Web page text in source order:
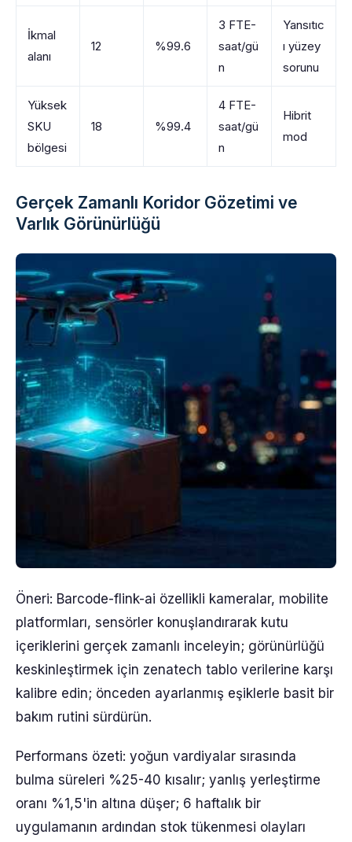
İkmal
alanı
12 %99.6
3 FTE-
saat/gü
n
Yansıtıc
ı yüzey
sorunu
Yüksek
SKU
bölgesi
18 %99.4
4 FTE-
saat/gü
n
Hibrit
mod
Gerçek Zamanlı Koridor Gözetimi ve
Varlık Görünürlüğü
Öneri: Barcode-flink-ai özellikli kameralar, mobilite
platformları, sensörler konuşlandırarak kutu
içeriklerini gerçek zamanlı inceleyin; görünürlüğü
keskinleştirmek için zenatech tablo verilerine karşı
kalibre edin; önceden ayarlanmış eşiklerle basit bir
bakım rutini sürdürün.
Performans özeti: yoğun vardiyalar sırasında
bulma süreleri %25-40 kısalır; yanlış yerleştirme
oranı %1,5'in altına düşer; 6 haftalık bir
uygulamanın ardından stok tükenmesi olayları